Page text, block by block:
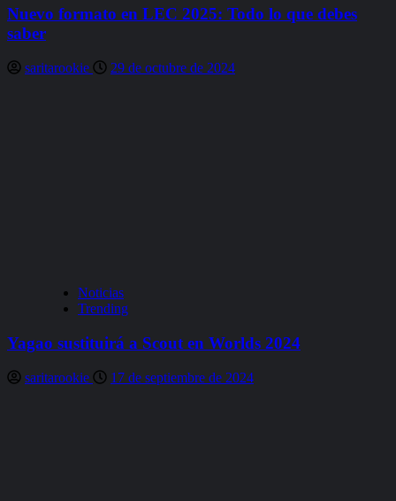
Nuevo formato en LEC 2025: Todo lo que debes
saber
saritarookie 29 de octubre de 2024
Noticias
Trending
Yagao sustituirá a Scout en Worlds 2024
saritarookie 17 de septiembre de 2024